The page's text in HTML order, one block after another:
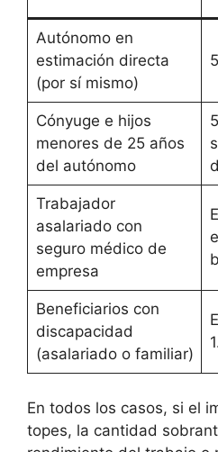
Autónomo en
estimación directa
(por sí mismo)
Cónyuge e hijos
menores de 25 años
del autónomo
Trabajador
asalariado con
seguro médico de
empresa
Beneficiarios con
discapacidad
(asalariado o familiar)
En todos los casos, si el
topes, la cantidad